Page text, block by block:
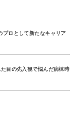
プロとして新たなキャリア
目の先入観で悩んだ病棟時